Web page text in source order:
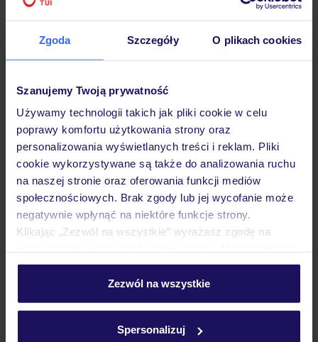
Zgoda Szczegóły O plikach cookies
Szanujemy Twoją prywatność
Używamy technologii takich jak pliki cookie w celu
poprawy komfortu użytkowania strony oraz
personalizowania wyświetlanych treści i reklam. Pliki
cookie wykorzystywane są także do analizowania ruchu
na naszej stronie oraz oferowania funkcji mediów
społecznościowych. Brak zgody lub jej wycofanie może
negatywnie wpłynąć na niektóre funkcje strony.
Klikając „Zezwól na wszystkie” wyrażasz zgodę na
personalizować swój wybór wchodząc w zakładkę
Szczegółowe informacje o plikach cookie znajdziesz
Zezwól na wszystkie
Spersonalizuj
Pokoje
Wyżywienie
Atrakcje
Ważne informacje